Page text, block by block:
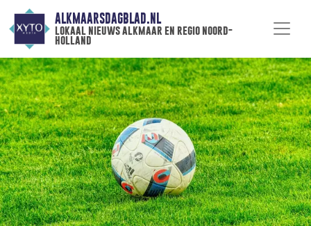
ALKMAARSDAGBLAD.NL
lokaal nieuws alkmaar en regio noord-
holland